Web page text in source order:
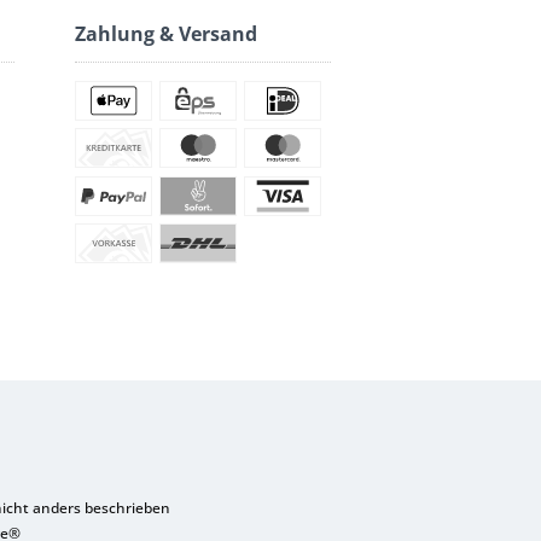
Zahlung & Versand
anders beschrieben